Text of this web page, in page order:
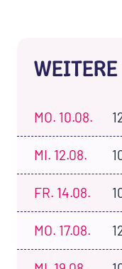
MO. 10.08.
MI. 12.08.
FR. 14.08.
MO. 17.08.